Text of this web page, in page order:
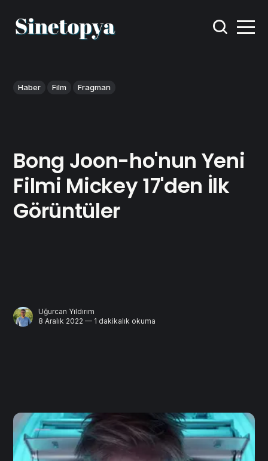
Haber Film Fragman
Bong Joon-ho'nun Yeni
Filmi Mickey 17'den İlk
Görüntüler
Uğurcan Yıldırım
8 Aralık 2022 — 1 dakikalık okuma